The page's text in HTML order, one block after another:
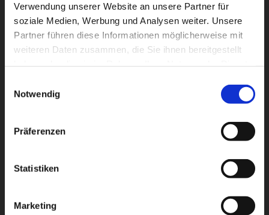
Verwendung unserer Website an unsere Partner für
soziale Medien, Werbung und Analysen weiter. Unsere
Partner führen diese Informationen möglicherweise mit
weiteren Daten zusammen, die Sie ihnen bereitgestellt
Notwendig
Präferenzen
Statistiken
Marketing
Dies könnte Sie auch